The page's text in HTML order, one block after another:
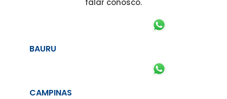
falar conosco.
BAURU
CAMPINAS